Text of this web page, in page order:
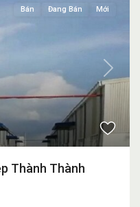
Next
Bán Đang Bán Mới
Thành Thành